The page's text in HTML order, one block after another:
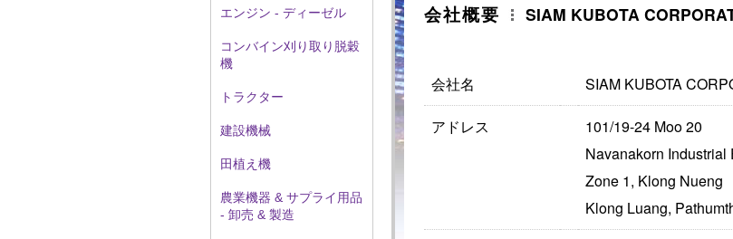
エンジン - ディーゼル
コンバイン刈り取り脱穀
機
トラクター
建設機械
田植え機
農業機器 & サプライ用品
- 卸売 & 製造
会社概要 SIAM KUBOTA
会社名 SIAM KUBOTA
アドレス
101/19-24 Moo 20
Navanakorn Industrial
Zone 1, Klong Nueng
Klong Luang,